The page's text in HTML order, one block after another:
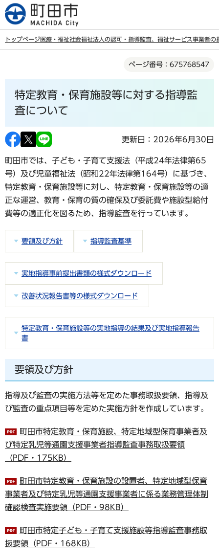
こ
の
トップページ医療・福祉社会福祉法人の認可・指導監査、福祉サービス事業者の
ページ番号：675768547
特定教育・保育施設等に対する指導監
査について
更新日：2026年6月30日
町田市では、子ども・子育て支援法（平成24年法律第65
号）及び児童福祉法（昭和22年法律第164号）に基づき、
特定教育・保育施設等に対し、特定教育・保育施設等の適
正な運営、教育・保育の質の確保及び委託費や施設型給付
費等の適正化を図るため、指導監査を行っています。
要領及び方針 指導監査基準
実地指導事前提出書類の様式ダウンロード
改善状況報告書等の様式ダウンロード
特定教育・保育施設等の実地指導の結果及び実地指導報告
書
要領及び方針
指導及び監査の実施方法等を定めた事務取扱要領、指導及
び監査の重点項目等を定めた実施方針を作成しています。
町田市特定教育・保育施設、特定地域型保育事業者及
び特定乳児等通園支援事業者指導監査事務取扱要領
（PDF・175KB）
町田市特定教育・保育施設の設置者、特定地域型保育
事業者及び特定乳児等通園支援事業者に係る業務管理体制
確認検査実施要領（PDF・98KB）
町田市特定子ども・子育て支援施設等指導監査事務取
扱要領（PDF・168KB）